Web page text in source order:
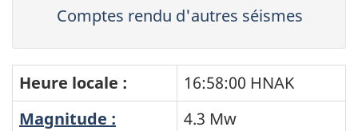
Comptes rendu d'autres séismes
Heure locale :
16:58:00 HNAK
Magnitude :
4.3 Mw